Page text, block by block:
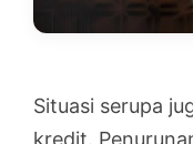
Situasi serupa
kredit.